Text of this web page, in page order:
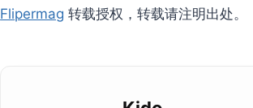
Flipermag 转载授权，转载请注明出处。